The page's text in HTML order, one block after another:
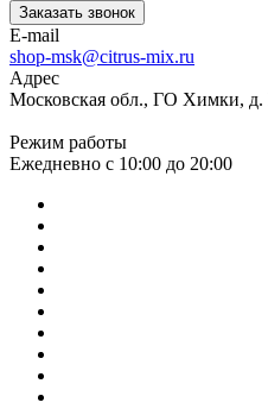
Заказать звонок
E-mail
shop-msk@citrus-mix.ru
Адрес
Московская обл., ГО Химки,
Режим работы
Ежедневно с 10:00 до 20:00